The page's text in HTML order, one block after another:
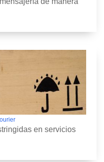
en servicios